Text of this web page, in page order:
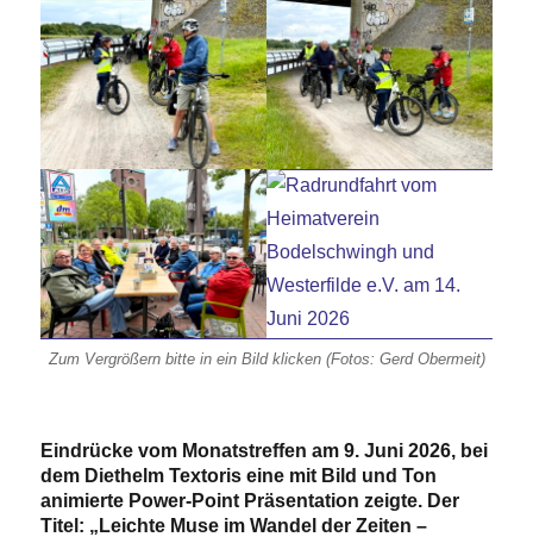
Zum Vergrößern bitte in ein Bild klicken (Fotos: Gerd Obermeit)
Eindrücke vom Monatstreffen am 9. Juni 2026, bei
dem Diethelm Textoris eine mit Bild und Ton
animierte Power-Point Präsentation zeigte. Der
Titel: „Leichte Muse im Wandel der Zeiten –